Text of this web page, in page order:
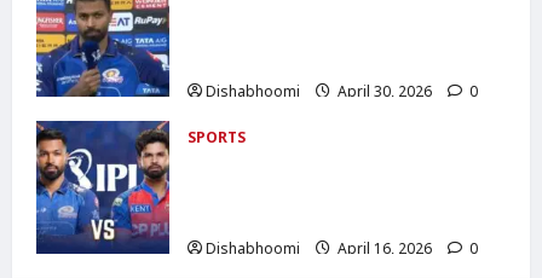
Dishabhoomi
April 30, 2026 0
SPORTS
Dishabhoomi
April 16, 2026 0